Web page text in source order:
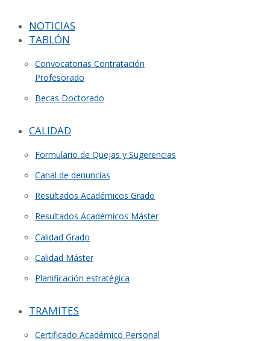
NOTICIAS
TABLÓN
Convocatorias Contratación
Profesorado
Becas Doctorado
CALIDAD
Formulario de Quejas y Sugerencias
Canal de denuncias
Resultados Académicos Grado
Resultados Académicos Máster
Calidad Grado
Calidad Máster
Planificación estratégica
TRAMITES
Certificado Académico Personal